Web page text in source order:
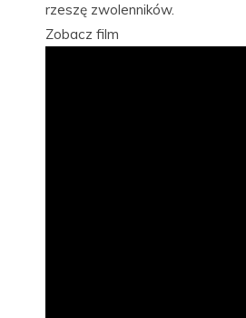
rzeszę zwolenników.
Zobacz film